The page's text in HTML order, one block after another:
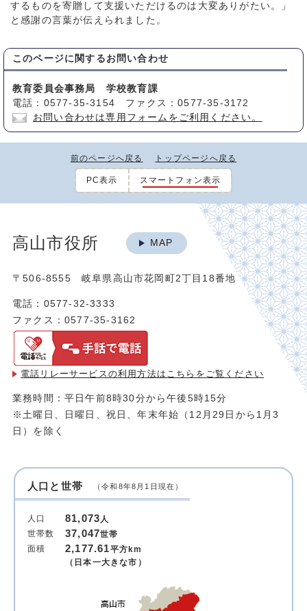
するものを寄贈して支援いただけるのは大変ありがたい。」
と感謝の言葉が伝えられました。
このページに関する お問い合わせ
教育委員会事務局 学校教育課
電話：0577-35-3154 ファクス：0577-35-3172
お問い合わせは専用フォームをご利用ください。
前のページへ戻る トップページへ戻る
PC表示 スマートフォン表示
高山市役所 MAP
〒506-8555 岐阜県高山市花岡町2丁目18番地
電話：0577-32-3333
ファクス：0577-35-3162
電話リレーサービスの利用方法は こちらをご覧ください
業務時間：平日午前8時30分から午後5時15分
※土曜日、日曜日、祝日、年末年始（12月29日から1月3
日）を除く
人口と世帯 （令和8年8月1日現在）
人口 81,073人
世帯数
37,047世帯
面積
2,177.61平方km
（日本一大きな市）